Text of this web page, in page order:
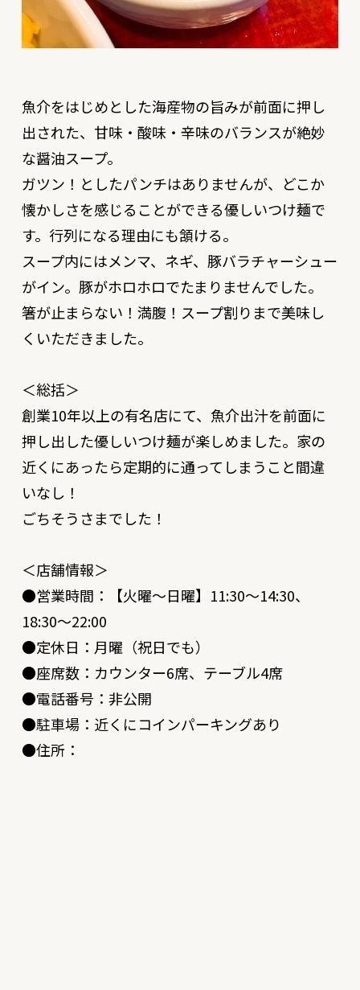
魚介をはじめとした海産物の旨みが前面に押し
出された、甘味・酸味・辛味のバランスが絶妙
な醤油スープ。
ガツン！としたパンチはありませんが、どこか
懐かしさを感じることができる優しいつけ麺で
す。行列になる理由にも頷ける。
スープ内にはメンマ、ネギ、豚バラチャーシュー
がイン。豚がホロホロでたまりませんでした。
箸が止まらない！満腹！スープ割りまで美味し
くいただきました。
＜総括＞
創業10年以上の有名店にて、魚介出汁を前面に
押し出した優しいつけ麺が楽しめました。家の
近くにあったら定期的に通ってしまうこと間違
いなし！
ごちそうさまでした！
＜店舗情報＞
●営業時間：【火曜〜日曜】11:30～14:30、
18:30～22:00
●定休日：月曜（祝日でも）
●座席数：カウンター6席、テーブル4席
●電話番号：非公開
●駐車場：近くにコインパーキングあり
●住所：